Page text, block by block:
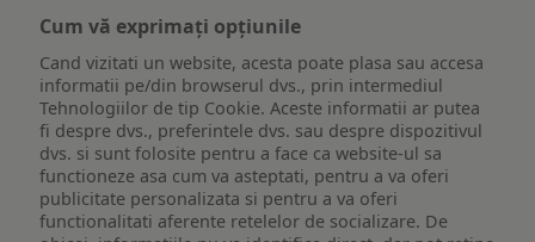
Cum vă exprimați opțiunile
Cand vizitati un website, acesta poate plasa sau accesa
informatii pe/din browserul dvs., prin intermediul
Tehnologiilor de tip Cookie. Aceste informatii ar putea
fi despre dvs., preferintele dvs. sau despre dispozitivul
dvs. si sunt folosite pentru a face ca website-ul sa
functioneze asa cum va asteptati, pentru a va oferi
publicitate personalizata si pentru a va oferi
functionalitati aferente retelelor de socializare. De